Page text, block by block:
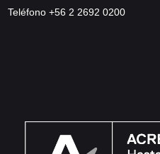
Teléfono +56 2 2692 0200